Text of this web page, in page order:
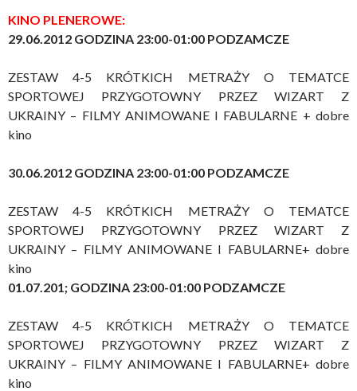
KINO PLENEROWE:
29.06.2012 GODZINA 23:00-01:00 PODZAMCZE
ZESTAW 4-5 KRÓTKICH METRAŻY O TEMATCE
SPORTOWEJ PRZYGOTOWNY PRZEZ WIZART Z
UKRAINY – FILMY ANIMOWANE I FABULARNE + dobre
kino
30.06.2012 GODZINA 23:00-01:00 PODZAMCZE
ZESTAW 4-5 KRÓTKICH METRAŻY O TEMATCE
SPORTOWEJ PRZYGOTOWNY PRZEZ WIZART Z
UKRAINY – FILMY ANIMOWANE I FABULARNE+ dobre
kino
01.07.201; GODZINA 23:00-01:00 PODZAMCZE
ZESTAW 4-5 KRÓTKICH METRAŻY O TEMATCE
SPORTOWEJ PRZYGOTOWNY PRZEZ WIZART Z
UKRAINY – FILMY ANIMOWANE I FABULARNE+ dobre
kino